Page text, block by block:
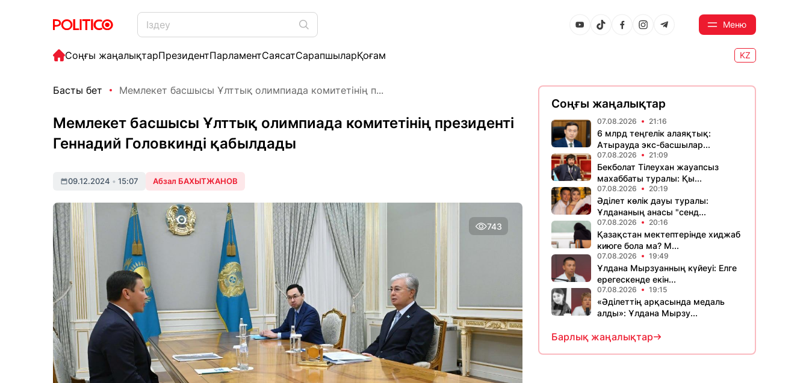
Меню
Соңғы жаңалықтарПрезидентПарламентСаясатСарапшыларҚоғам KZ
Басты бет Мемлекет басшысы Ұлттық олимпиада комитетінің п...
Мемлекет басшысы Ұлттық олимпиада комитетінің президенті
Геннадий Головкинді қабылдады
09.12.2024 • 15:07 Абзал БАХЫТЖАНОВ
743
Соңғы жаңалықтар
07.08.2026 21:16
6 млрд теңгелік алаяқтық:
Атырауда экс-басшылар...
07.08.2026 21:09
Бекболат Тілеухан жауапсыз
махаббаты туралы: Қы...
07.08.2026 20:19
Әділет көлік дауы туралы:
Ұлдананың анасы "сенд...
07.08.2026 20:16
Қазақстан мектептерінде хиджаб
киюге бола ма? М...
07.08.2026 19:49
Ұлдана Мырзуанның күйеуі: Елге
ерегескенде екін...
07.08.2026 19:15
«Әділеттің арқасында медаль
алды»: Ұлдана Мырзу...
Барлық жаңалықтар